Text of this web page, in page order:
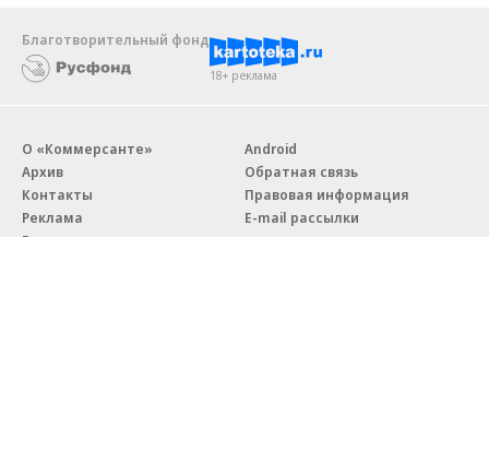
Благотворительный фонд
18+ реклама
О «Коммерсанте»
Архив
Контакты
Реклама
Вакансии
Android
Обратная связь
Правовая информация
E-mail рассылки